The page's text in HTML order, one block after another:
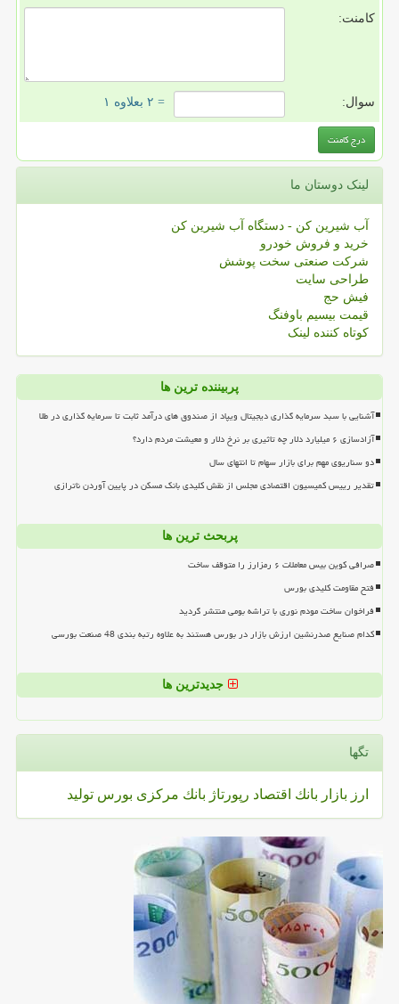
کامنت:
سوال: = ۲ بعلاوه ۱
لینک دوستان ما
آب شیرین کن - دستگاه آب شیرین کن
خرید و فروش خودرو
شرکت صنعتی سخت پوشش
طراحی سایت
فیش حج
قیمت بیسیم باوفنگ
کوتاه کننده لینک
پربیننده ترین ها
آشنایی با سبد سرمایه گذاری دیجیتال ویپاد از صندوق های درآمد ثابت تا سرمایه گذاری در طلا
آزادسازی ۶ میلیارد دلار چه تاثیری بر نرخ دلار و معیشت مردم دارد؟
دو سناریوی مهم برای بازار سهام تا انتهای سال
تقدیر رییس کمیسیون اقتصادی مجلس از نقش کلیدی بانک مسکن در پایین آوردن ناترازی
پربحث ترین ها
صرافی کوین بیس معاملات ۶ رمزارز را متوقف ساخت
فتح مقاومت کلیدی بورس
فراخوان ساخت مودم نوری با تراشه بومی منتشر گردید
کدام صنایع صدرنشین ارزش بازار در بورس هستند به علاوه رتبه بندی 48 صنعت بورسی
جدیدترین ها
تگها
ارز بازار بانك اقتصاد رپورتاژ بانك مركزی بورس تولید